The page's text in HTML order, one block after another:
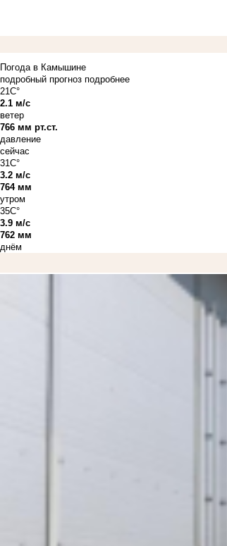
Погода в Камышине
подробный прогноз подробнее
21C°
2.1 м/с
ветер
766 мм рт.ст.
давление
сейчас
31C°
3.2 м/с
764 мм
утром
35C°
3.9 м/с
762 мм
днём